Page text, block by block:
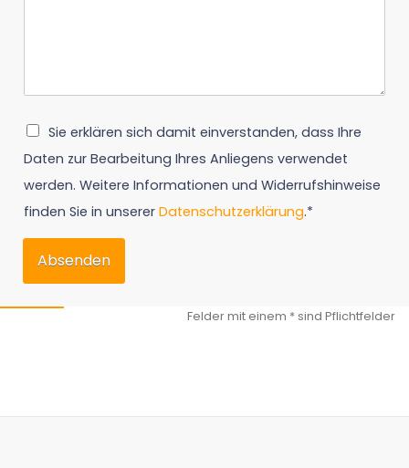
Sie erklären sich damit einverstanden, dass Ihre
Daten zur Bearbeitung Ihres Anliegens verwendet
werden. Weitere Informationen und Widerrufshinweise
finden Sie in unserer Datenschutzerklärung.*
Absenden